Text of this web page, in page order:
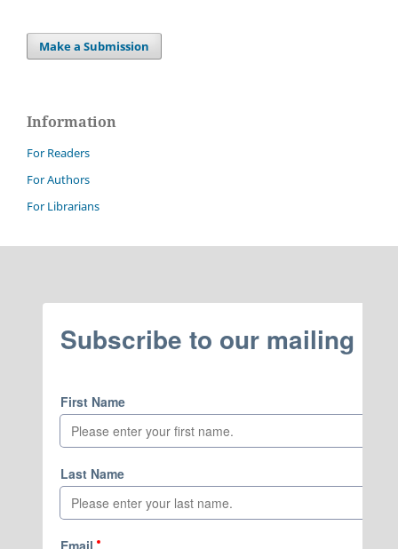
Make a Submission
Information
For Readers
For Authors
For Librarians